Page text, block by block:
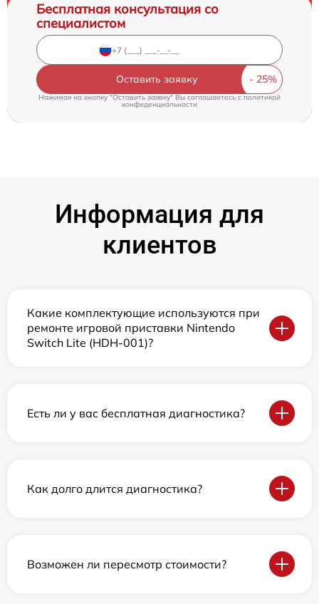
Бесплатная консультация со
специалистом
Оставить заявку
Нажимая на кнопку "Оставить заявку" Вы соглашаетесь c политикой
конфиденциальности
Информация для
клиентов
Какие комплектующие используются при
ремонте игровой приставки Nintendo
Switch Lite (HDH-001)?
Есть ли у вас бесплатная диагностика?
Как долго длится диагностика?
Возможен ли пересмотр стоимости?